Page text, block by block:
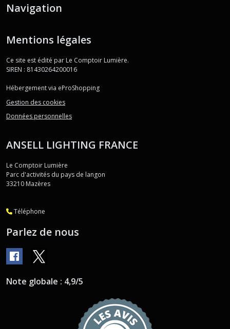
Navigation
Mentions légales
Ce site est édité par Le Comptoir Lumière.
SIREN : 81430264200016
Hébergement via eProShopping
Gestion des cookies
Données personnelles
ANSELL LIGHTING FRANCE
Le Comptoir Lumière
Parc d'activités du pays de langon
33210 Mazères
Téléphone
Parlez de nous
Note globale : 4,9/5